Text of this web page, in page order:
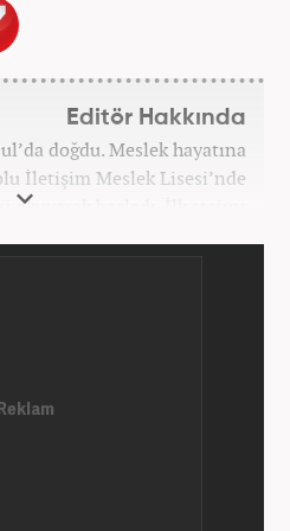
Editör Hakkında
doğdu. Meslek hayatına
İletişim Meslek Lisesi’nde
okuyarak başladı. İlk stajını
Editörü” olarak devam